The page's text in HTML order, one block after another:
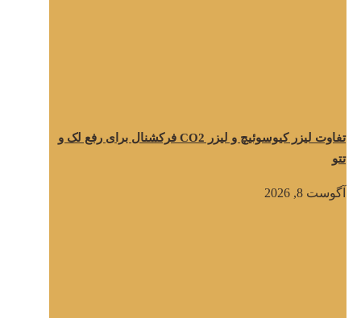
تفاوت لیزر کیوسوئیچ و لیزر CO2 فرکشنال برای رفع لک و
تتو
آگوست 8, 2026